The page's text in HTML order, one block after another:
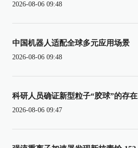
2026-08-06 09:48
中国机器人适配全球多元应用场景
2026-08-06 09:48
科研人员确证新型粒子“胶球”的存在
2026-08-06 09:47